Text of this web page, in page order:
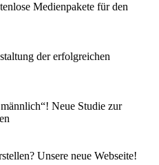
Medienpakete für den
der erfolgreichen
Neue Studie zur
Unsere neue Webseite!